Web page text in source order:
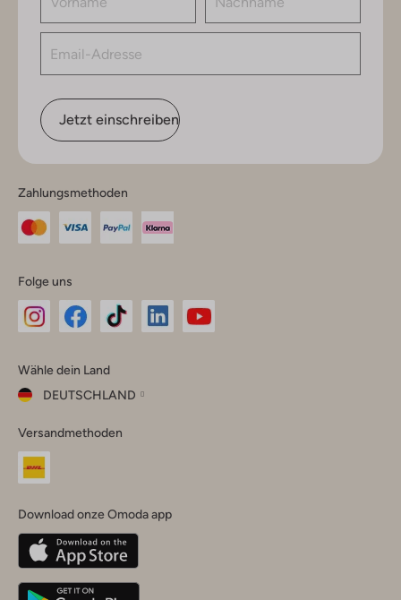
Jetzt einschreiben
Zahlungsmethoden
Folge uns
Instagram
Facebook
TikTok
Wähle dein Land
DEUTSCHLAND
dein
Land
Belgique(Français)
Deutschland
Versandmethoden
Download onze Omoda app